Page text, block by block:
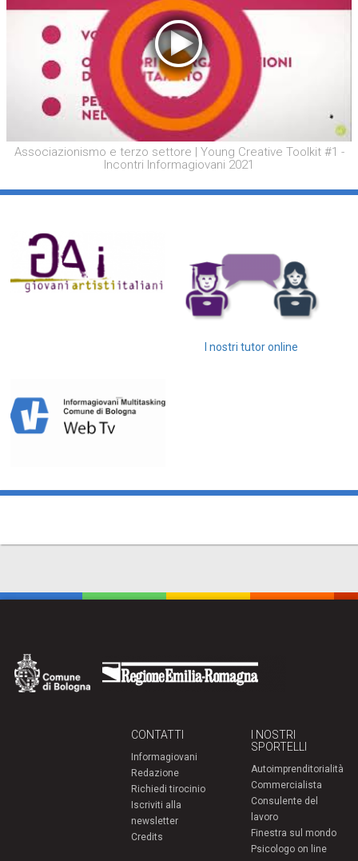
Associazionismo e terzo settore | Young Creative Toolkit #1 -
Incontri Informagiovani 2021
I nostri tutor online
CONTATTI
Informagiovani
Redazione
Richiedi tirocinio
Iscriviti alla
newsletter
Credits
I NOSTRI
SPORTELLI
Autoimprenditorialità
Commercialista
Consulente del
lavoro
Finestra sul mondo
Psicologo on line